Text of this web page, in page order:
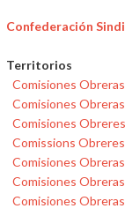
Confederación
Territorios
Comisiones
Comisiones
Comisiones
Comissions
Comisiones
Comisiones
Comisiones